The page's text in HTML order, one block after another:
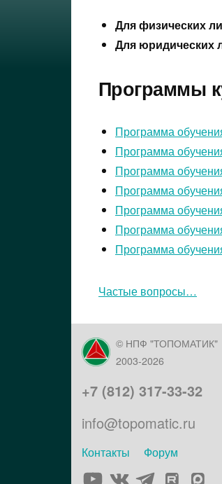
Для физических
Для юридических
Программы
Программа
Программа
Программа
Программа
Программа
Программа
Программа
Частые вопросы…
© НПФ "ТОПОМАТИК"
2003-2026
+7 (812) 317-33-32
info@topomatic.ru
Контакты
Форум
ЭлементЭлемент Элемент